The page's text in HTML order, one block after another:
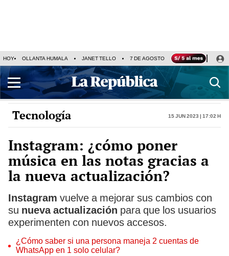
HOY OLLANTA HUMALA JANET TELLO 7 DE AGOSTO TINKA RESULTADOS
Tecnología 15 Jun 2023 | 17:02 h
Instagram: ¿cómo poner
música en las notas gracias a
la nueva actualización?
Instagram vuelve a mejorar sus cambios con
su nueva actualización para que los usuarios
experimenten con nuevos accesos.
¿Cómo saber si una persona maneja 2 cuentas de
WhatsApp en 1 solo celular?